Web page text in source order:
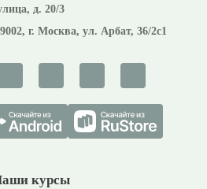
д. 20/3
, г. Москва, ул. Арбат, 36/2с1
курсы